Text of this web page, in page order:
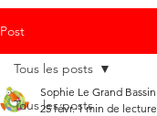
Post
Tous les posts
Tous les posts
Sophie Le Grand Bassin
25 févr. 1 min de lecture